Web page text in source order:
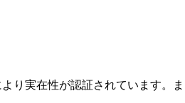
より実在性が認証されています。